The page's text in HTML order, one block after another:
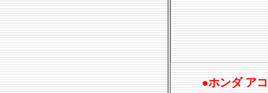
●ホンダ ア